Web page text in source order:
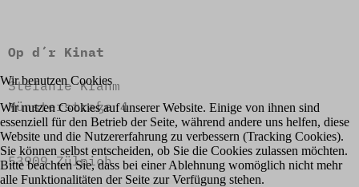
Op d´r Kinat
Stefanie Krahm
Münsterstraße 4
53909 Zülpich
Wir benutzen Cookies
Wir nutzen Cookies auf unserer Website. Einige von ihnen sind
essenziell für den Betrieb der Seite, während andere uns helfen, diese
Website und die Nutzererfahrung zu verbessern (Tracking Cookies).
Sie können selbst entscheiden, ob Sie die Cookies zulassen möchten.
Bitte beachten Sie, dass bei einer Ablehnung womöglich nicht mehr
alle Funktionalitäten der Seite zur Verfügung stehen.